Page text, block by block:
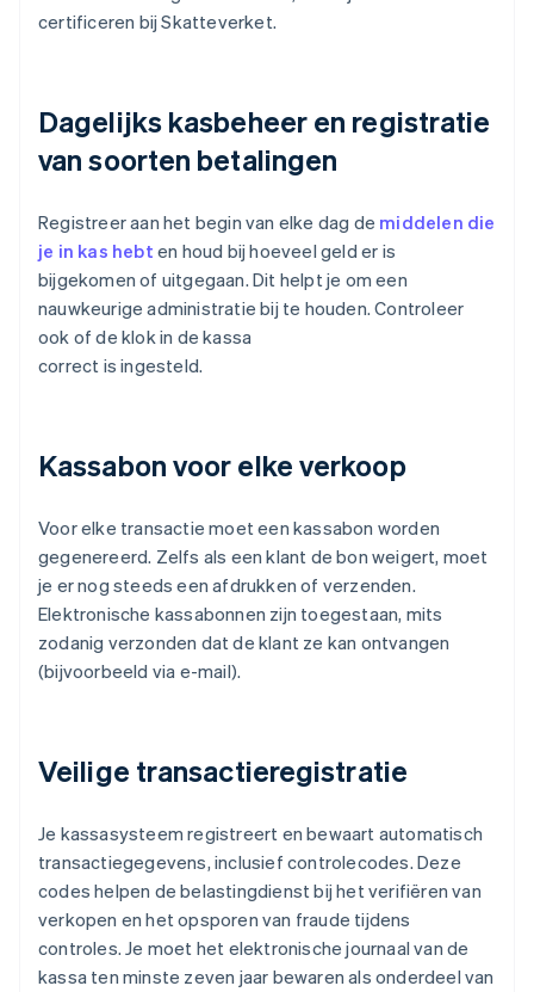
certificeren bij Skatteverket.
Dagelijks kasbeheer en registratie
van soorten betalingen
Registreer aan het begin van elke dag de middelen die
je in kas hebt en houd bij hoeveel geld er is
bijgekomen of uitgegaan. Dit helpt je om een
nauwkeurige administratie bij te houden. Controleer
ook of de klok in de kassa
correct is ingesteld.
Kassabon voor elke verkoop
Voor elke transactie moet een kassabon worden
gegenereerd. Zelfs als een klant de bon weigert, moet
je er nog steeds een afdrukken of verzenden.
Elektronische kassabonnen zijn toegestaan, mits
zodanig verzonden dat de klant ze kan ontvangen
(bijvoorbeeld via e-mail).
Veilige transactieregistratie
Je kassasysteem registreert en bewaart automatisch
transactiegegevens, inclusief controlecodes. Deze
codes helpen de belastingdienst bij het verifiëren van
verkopen en het opsporen van fraude tijdens
controles. Je moet het elektronische journaal van de
kassa ten minste zeven jaar bewaren als onderdeel van